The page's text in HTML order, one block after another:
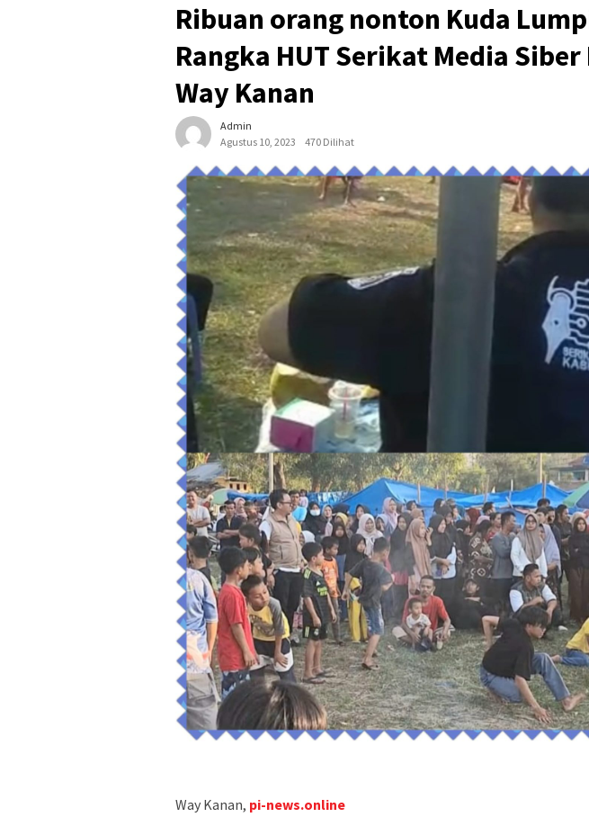
Ribuan orang nonton Kuda
Rangka HUT Serikat Media
Way Kanan
Admin
Agustus 10, 2023
470 Dilihat
Way Kanan, pi-news.online